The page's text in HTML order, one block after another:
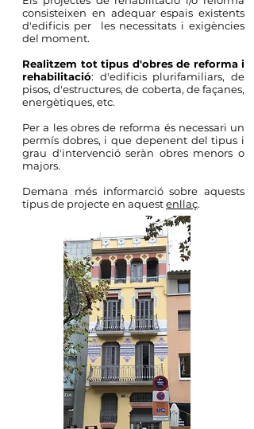
consisteixen en adequar espais existents
d'edificis per les necessitats i exigències
del moment.
Realitzem tot tipus d'obres de reforma i
rehabilitació: d'edificis plurifamiliars, de
pisos, d'estructures, de coberta, de façanes,
energètiques, etc.
Per a les obres de reforma és necessari un
permís dobres, i que depenent del tipus i
grau d'intervenció seràn obres menors o
majors.
Demana més informarció sobre aquests
tipus de projecte en aquestenllaç.